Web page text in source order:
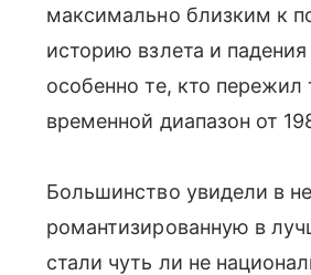
максимально близким к
историю взлета и
особенно те, кто
временной диапазон от
Большинство увидели в
романтизированную в
стали чуть ли не